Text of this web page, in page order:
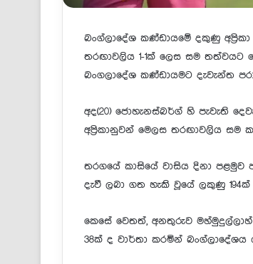
බංග්ලාදේශ කණ්ඩායමේ දකුණු
තරඟාවලිය 1-1ක් ලෙස සම
බංගලාදේශ කණ්ඩායමට දැවැන්ත
අද(20) ජොහැනස්බර්ග් හි පැවැති
අප්‍රිකානුවන් මෙලස තරඟාවලිය සම
තරගයේ කාසියේ වාසිය දිනා පළමුව
දැවී ලබා ගත හැකි වූයේ ලකුණු
කෙසේ වෙතත්, අනතුරුව
38ක් ද වාර්තා කරමින්